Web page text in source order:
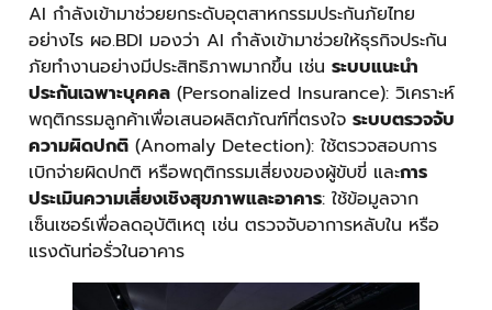
AI กำลังเข้ามาช่วยยกระดับอุตสาหกรรมประกันภัยไทย
อย่างไร ผอ.BDI มองว่า AI กำลังเข้ามาช่วยให้ธุรกิจประกัน
ภัยทำงานอย่างมีประสิทธิภาพมากขึ้น เช่น ระบบแนะนำ
ประกันเฉพาะบุคคล (Personalized Insurance): วิเคราะห์
พฤติกรรมลูกค้าเพื่อเสนอผลิตภัณฑ์ที่ตรงใจ ระบบตรวจจับ
ความผิดปกติ (Anomaly Detection): ใช้ตรวจสอบการ
เบิกจ่ายผิดปกติ หรือพฤติกรรมเสี่ยงของผู้ขับขี่ และการ
ประเมินความเสี่ยงเชิงสุขภาพและอาคาร: ใช้ข้อมูลจาก
เซ็นเซอร์เพื่อลดอุบัติเหตุ เช่น ตรวจจับอาการหลับใน หรือ
แรงดันท่อรั่วในอาคาร